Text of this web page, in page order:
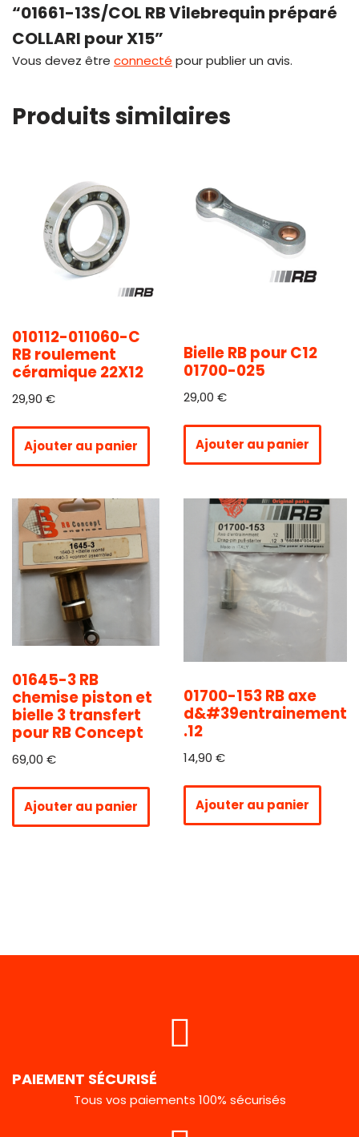
“01661-13S/COL RB Vilebrequin préparé
COLLARI pour X15”
Vous devez être connecté pour publier un avis.
Produits similaires
010112-011060-C
RB roulement
céramique 22X12
29,90 €
Ajouter au panier
Bielle RB pour C12
01700-025
29,00 €
Ajouter au panier
01645-3 RB
chemise piston et
bielle 3 transfert
pour RB Concept
69,00 €
Ajouter au panier
01700-153 RB axe
d&#39entrainement
.12
14,90 €
Ajouter au panier
PAIEMENT SÉCURISÉ
Tous vos paiements 100% sécurisés